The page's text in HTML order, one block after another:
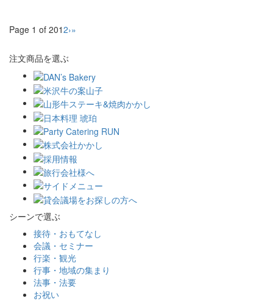
Page 1 of 2012›»
注文商品を選ぶ
シーンで選ぶ
接待・おもてなし
会議・セミナー
行楽・観光
行事・地域の集まり
法事・法要
お祝い